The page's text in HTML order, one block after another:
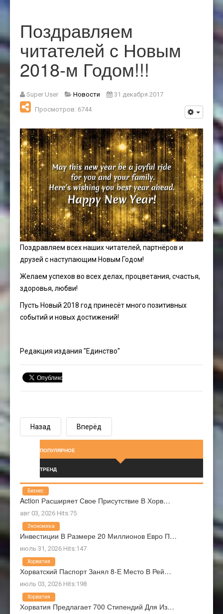
Поздравляем
читателей с Новым
2018-м Годом!!!
Super User Новости
31 декабря 2017
Просмотров: 6744
Поздравляем всех наших читателей, партнёров и
друзей с наступающим Новым Годом!
Желаем успехов во всех делах, процветания, счастья,
здоровья, любви!
Пусть Новый 2018 год принесёт много позитивных
событий и новых достижений!
Редакция издания "Единство"
Назад Вперёд
ПОПУЛЯРНОЕ
ТРЕНД
Action Расширяет Свое Присутствие В Хорв…
авг 03, 2026 Hits:75
Бизнес
Инвестиции В Размере 20 Миллионов Евро П…
июль 31, 2026 Hits:147
Экономика
Хорватский Паспорт Занял 8-Е Место В Рей…
июль 03, 2026 Hits:198
Хорватия
Хорватия Предлагает 700 Стипендий Для Из…
Хорватия